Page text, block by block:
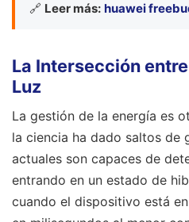
🔗 Leer más: huawei
La Intersección
Luz
La gestión de la energía es
la ciencia ha dado saltos de
actuales son capaces de
entrando en un estado de
cuando el dispositivo está